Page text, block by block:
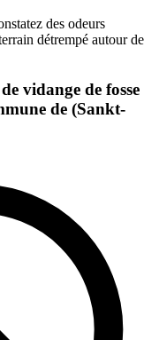
des odeurs
détrempé autour de
vidange de fosse
de (Sankt-